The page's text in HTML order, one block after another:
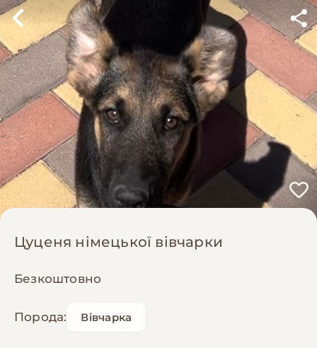
Цуценя німецької вівчарки
Безкоштовно
Порода: Вівчарка